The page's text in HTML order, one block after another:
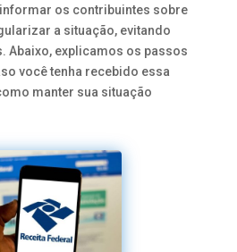
os contribuintes sobre
a situação, evitando
Abaixo, explicamos os passos
você tenha recebido essa
manter sua situação